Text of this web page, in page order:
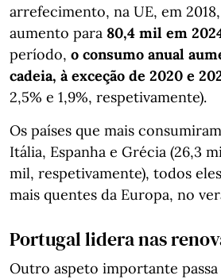
arrefecimento, na UE, em
aumento para 80,4 mil em
período, o consumo anual
cadeia, à exceção de 2020 e
2,5% e 1,9%, respetivamente).
Os países que mais
Itália, Espanha e Grécia (26,3
mil, respetivamente), todos
mais quentes da Europa, no
Portugal lidera nas
Outro aspeto importante